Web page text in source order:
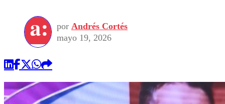
por Andrés Cortés
mayo 19, 2026